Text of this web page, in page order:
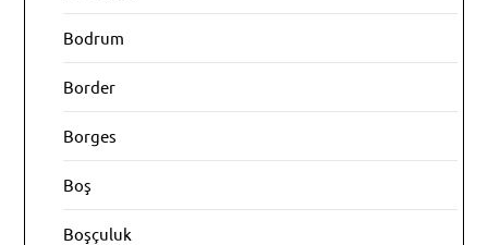
Bodrum
Border
Borges
Boş
Boşçuluk